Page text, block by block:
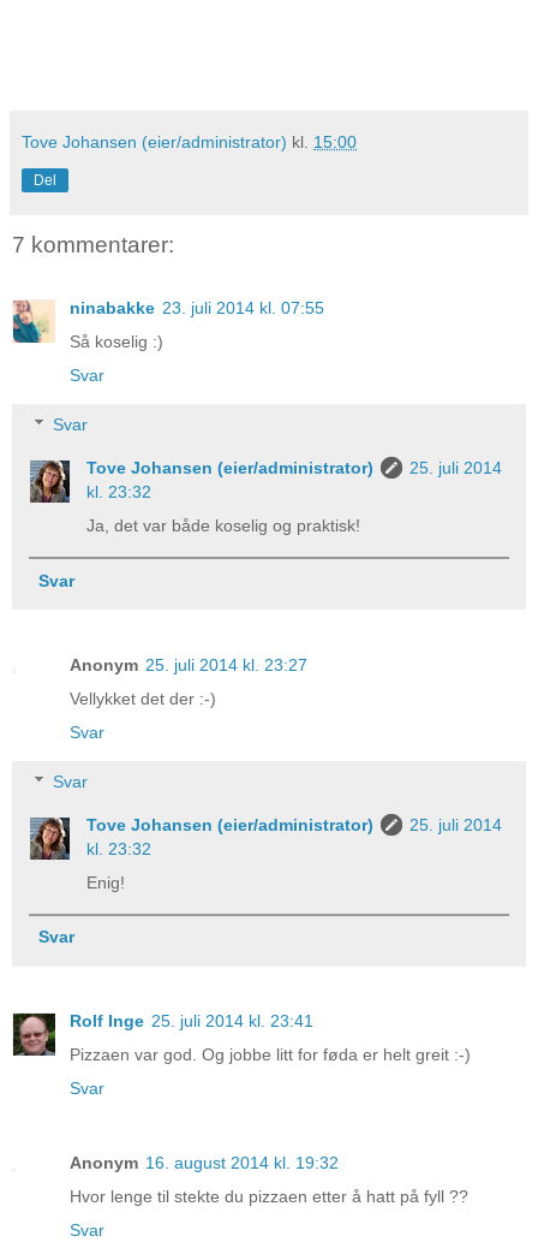
Tove Johansen (eier/administrator) kl. 15:00
Del
7 kommentarer:
ninabakke 23. juli 2014 kl. 07:55
Så koselig :)
Svar
Svar
Tove Johansen (eier/administrator)
25. juli 2014
kl. 23:32
Ja, det var både koselig og praktisk!
Svar
Anonym 25. juli 2014 kl. 23:27
Vellykket det der :-)
Svar
Svar
Tove Johansen (eier/administrator)
25. juli 2014
kl. 23:32
Enig!
Svar
Rolf Inge 25. juli 2014 kl. 23:41
Pizzaen var god. Og jobbe litt for føda er helt greit :-)
Svar
Anonym 16. august 2014 kl. 19:32
Hvor lenge til stekte du pizzaen etter å hatt på fyll ??
Svar